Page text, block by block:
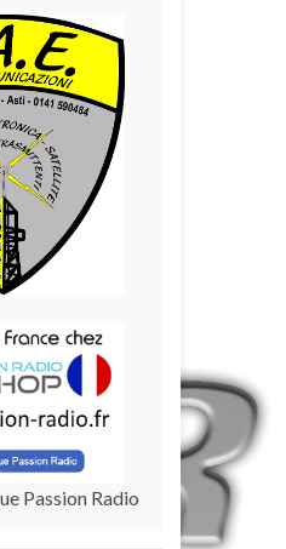
Passion Radio